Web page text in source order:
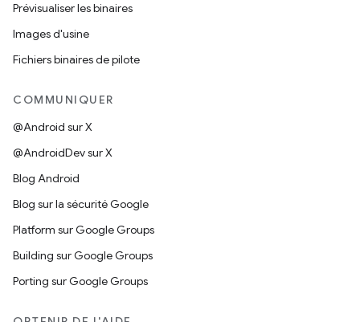
Prévisualiser les binaires
Images d'usine
Fichiers binaires de pilote
COMMUNIQUER
@Android sur X
@AndroidDev sur X
Blog Android
Blog sur la sécurité Google
Platform sur Google Groups
Building sur Google Groups
Porting sur Google Groups